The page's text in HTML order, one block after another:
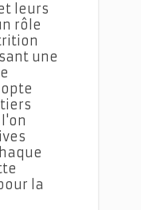
leurs
rôle
une
la